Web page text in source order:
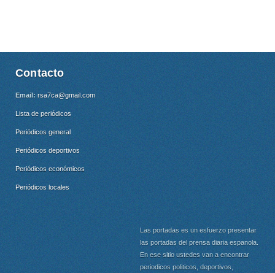
Contacto
Email: rsa7ca@gmail.com
Lista de periódicos
Periódicos general
Periódicos deportivos
Periódicos económicos
Periódicos locales
Las portadas es un esfuerzo presentar
las portadas del prensa diaria espanola.
En ese sitio ustedes van a encontrar
periodicos politicos, deportivos,